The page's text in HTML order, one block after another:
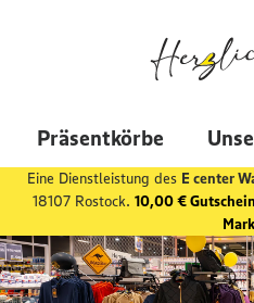
Präsentkörbe
Eine Dienstleistung des E center
18107 Rostock. 10,00 €